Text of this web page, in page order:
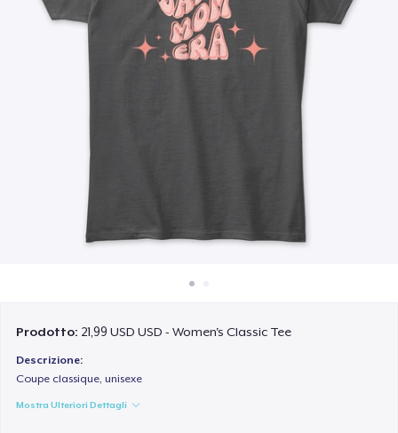
Vendi ovunque
Prodotto: 21,99 USD USD - Women's Classic Tee
Descrizione:
Coupe classique, unisexe
Mostra Ulteriori Dettagli